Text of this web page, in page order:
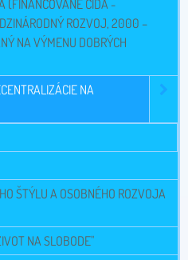
(FINANCOVANÉ CIDA -
ROZVOJ, 2000 –
NA VÝMENU DOBRÝCH
NA
ŠTÝLU A OSOBNÉHO ROZVOJA
NA SLOBODE"